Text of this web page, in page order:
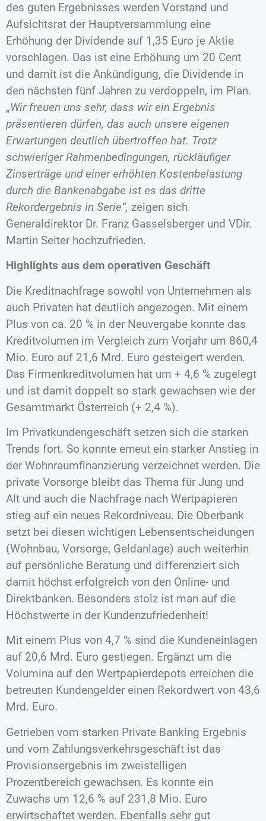
des guten Ergebnisses werden Vorstand und
Aufsichtsrat der Hauptversammlung eine
Erhöhung der Dividende auf 1,35 Euro je Aktie
vorschlagen. Das ist eine Erhöhung um 20 Cent
und damit ist die Ankündigung, die Dividende in
den nächsten fünf Jahren zu verdoppeln, im Plan.
„Wir freuen uns sehr, dass wir ein Ergebnis
präsentieren dürfen, das auch unsere eigenen
Erwartungen deutlich übertroffen hat. Trotz
schwieriger Rahmenbedingungen, rückläufiger
Zinserträge und einer erhöhten Kostenbelastung
durch die Bankenabgabe ist es das dritte
Rekordergebnis in Serie“, zeigen sich
Generaldirektor Dr. Franz Gasselsberger und VDir.
Martin Seiter hochzufrieden.
Highlights aus dem operativen Geschäft
Die Kreditnachfrage sowohl von Unternehmen als
auch Privaten hat deutlich angezogen. Mit einem
Plus von ca. 20 % in der Neuvergabe konnte das
Kreditvolumen im Vergleich zum Vorjahr um 860,4
Mio. Euro auf 21,6 Mrd. Euro gesteigert werden.
Das Firmenkreditvolumen hat um + 4,6 % zugelegt
und ist damit doppelt so stark gewachsen wie der
Gesamtmarkt Österreich (+ 2,4 %).
Im Privatkundengeschäft setzen sich die starken
Trends fort. So konnte erneut ein starker Anstieg in
der Wohnraumfinanzierung verzeichnet werden. Die
private Vorsorge bleibt das Thema für Jung und
Alt und auch die Nachfrage nach Wertpapieren
stieg auf ein neues Rekordniveau. Die Oberbank
setzt bei diesen wichtigen Lebensentscheidungen
(Wohnbau, Vorsorge, Geldanlage) auch weiterhin
auf persönliche Beratung und differenziert sich
damit höchst erfolgreich von den Online- und
Direktbanken. Besonders stolz ist man auf die
Höchstwerte in der Kundenzufriedenheit!
Mit einem Plus von 4,7 % sind die Kundeneinlagen
auf 20,6 Mrd. Euro gestiegen. Ergänzt um die
Volumina auf den Wertpapierdepots erreichen die
betreuten Kundengelder einen Rekordwert von 43,6
Mrd. Euro.
Getrieben vom starken Private Banking Ergebnis
und vom Zahlungsverkehrsgeschäft ist das
Provisionsergebnis im zweistelligen
Prozentbereich gewachsen. Es konnte ein
Zuwachs um 12,6 % auf 231,8 Mio. Euro
erwirtschaftet werden. Ebenfalls sehr gut